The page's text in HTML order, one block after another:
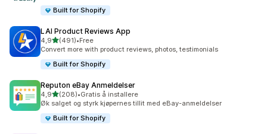
Built for Shopify
LAI Product Reviews App
4,9av 5 stjerner
(491)
Totalt 491 omtaler
•Free
Convert more with product reviews, photos, testimonials
Built for Shopify
Reputon eBay Anmeldelser
4,9av 5 stjerner
(208)
Totalt 208 omtaler
•Gratis å installere
Øk salget og styrk kjøpernes tillit med eBay-anmeldelser
Built for Shopify